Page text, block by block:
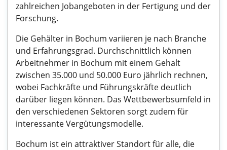
zahlreichen Jobangeboten in der Fertigung und der
Forschung.
Die Gehälter in Bochum variieren je nach Branche
und Erfahrungsgrad. Durchschnittlich können
Arbeitnehmer in Bochum mit einem Gehalt
zwischen 35.000 und 50.000 Euro jährlich rechnen,
wobei Fachkräfte und Führungskräfte deutlich
darüber liegen können. Das Wettbewerbsumfeld in
den verschiedenen Sektoren sorgt zudem für
interessante Vergütungsmodelle.
Bochum ist ein attraktiver Standort für alle, die